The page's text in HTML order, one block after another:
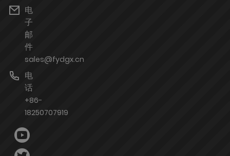
电
子
邮
件
sales@fydgx.cn
电
话
+86-
18250707919